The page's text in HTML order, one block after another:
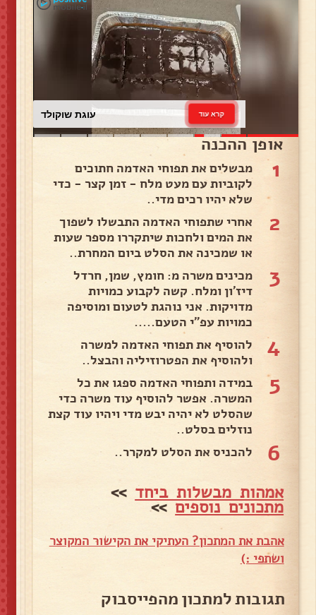
עוגת שוקולד קרא עוד
אופן ההכנה
1
מבשלים את תפוחי האדמה חתוכים
לקוביות עם מעט מלח - זמן קצר - כדי
שלא יהיו רכים מדי..
2
אחרי שתפוחי האדמה התבשלו לשפוך
את המים ולחכות שיתקררו מספר שעות
או שמכינה את הסלט ביום המחרת..
3
מכינים משרה מ: חומץ, שמן, חרדל
דיז'ון ומלח. קשה לקבוע כמויות
מדויקות. אני נוהגת לטעום ומוסיפה
כמויות עפ"י הטעם.....
4
להוסיף את תפוחי האדמה למשרה
ולהוסיף את הפטרוזיליה והבצל..
5
במידה ותפוחי האדמה ספגו את כל
המשרה. אפשר להוסיף עוד משרה כדי
שהסלט לא יהיה יבש מדי ויהיו עוד קצת
נוזלים בסלט..
6 להכניס את הסלט למקרר..
אמהות מבשלות ביחד >>
מתכונים נוספים>>
אהבת את המתכון? העתיקי את הקישור המקוצר
ושתפי :)
תגובות למתכון מהפייסבוק